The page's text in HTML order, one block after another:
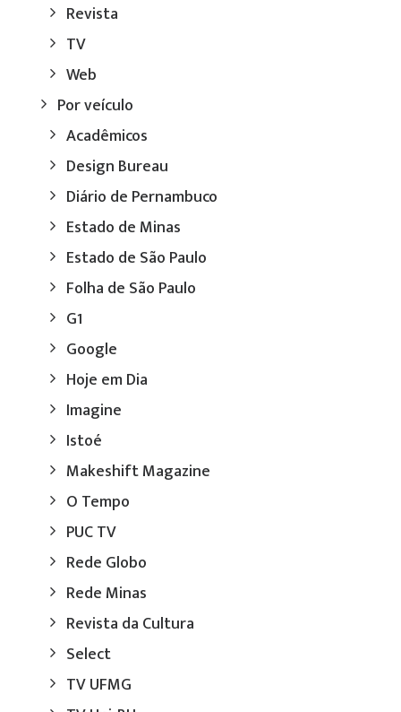
Revista
TV
Web
Por veículo
Acadêmicos
Design Bureau
Diário de Pernambuco
Estado de Minas
Estado de São Paulo
Folha de São Paulo
G1
Google
Hoje em Dia
Imagine
Istoé
Makeshift Magazine
O Tempo
PUC TV
Rede Globo
Rede Minas
Revista da Cultura
Select
TV UFMG